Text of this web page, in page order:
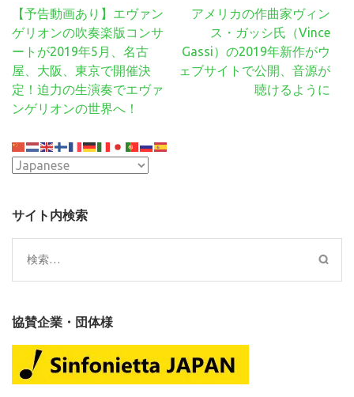
投
稿
ナ
ビ
ゲ
ー
ョ
ン
【予告動画あり】エヴァン
ゲリオンの吹奏楽版コンサ
ートが2019年5月、名古
屋、大阪、東京で開催決
定！迫力の生演奏でエヴァ
ンゲリオンの世界へ！
アメリカの作曲家ヴィン
ス・ガッシ氏（Vince
Gassi）の2019年新作がウ
ェブサイトで公開、音源が
聴けるように
サイト内検索
検
索:
協賛企業・団体様